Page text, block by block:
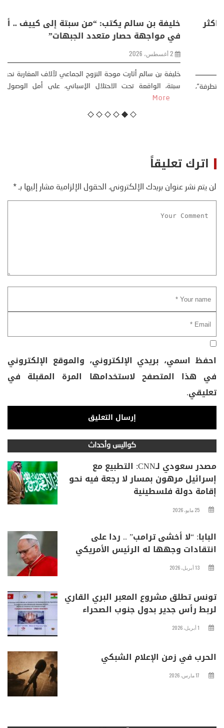
منذر بالضيافي يكتب حول: التغيرات المناخية: اكثر
من ظاهرة طبيعية .. تحول اجتماعي وحضاري (
مقاربة سوسيولوجية )
كتب: منذر بالضيافي بدأت قصتي مع التغييرات المناخية ” المتطرفة”،
منذ نهاية ثمانينات القرن الماضي، حين أطردنا ...
اترك تعليقاً
لن يتم نشر عنوان بريدك الإلكتروني. الحقول الإلزامية مشار إليها بـ*
احفظ اسمي، بريدي الإلكتروني، والموقع الإلكتروني
في هذا المتصفح لاستخدامها المرة المقبلة في
تعليقي.
كواليس وأحداث
مصدر سعودي لـCNN: التطبيع مع
إسرائيل مرهون بمسار لا رجعة فيه نحو
إقامة دولة فلسطينية
25 مايو، 2026
البابا: “لا أخشى ترامب” .. ردا على
انتقادات وجهها له الرئيس الأمريكي
13 أبريل، 2026
تونس تطلق مشروع المعبر البري القاري
لربط رأس جدير بدول جنوب الصحراء
1 أبريل، 2026
الحرب في زمن الإعلام الشبكي
17 مارس، 2026